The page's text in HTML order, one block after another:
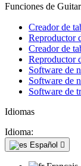
Funciones de
Creador de
Reproductor
Creador de
Reproductor
Software de
Software de
Software de
Idiomas
Idioma:
Español 